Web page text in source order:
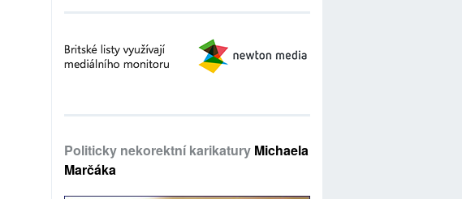
Politicky nekorektní karikatury Michaela
Marčáka